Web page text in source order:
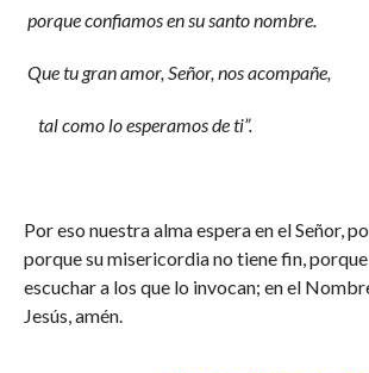
porque confiamos en su santo nombre.
Que tu gran amor, Señor, nos acompañe,
tal como lo esperamos de ti”.
Por eso nuestra alma espera en el Señor,
porque su misericordia no tiene fin,
escuchar a los que lo invocan; en el
Jesús, amén.